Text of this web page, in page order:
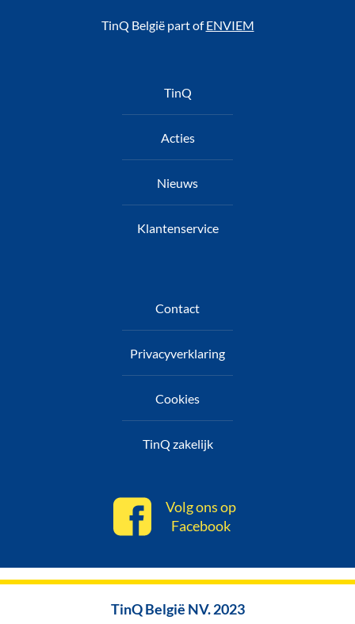
TinQ België part ofENVIEM
TinQ
Acties
Nieuws
Klantenservice
Contact
Privacyverklaring
Cookies
TinQ zakelijk
Volg ons op
Facebook
TinQ België NV. 2023